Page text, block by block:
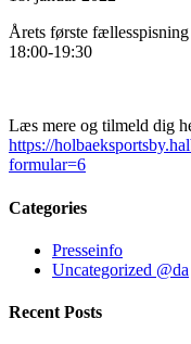
Årets første
18:00-19:30
Læs mere og tilmeld dig
https://
formular=6
Categories
Presseinfo
Uncategorized @da
Recent Posts